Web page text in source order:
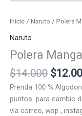
Inicio / Naruto / Polera
Naruto
Polera
$14.000 El
precio
era:
$
Prenda 100 %
puntos. para cambio
vía correo, wsp ,